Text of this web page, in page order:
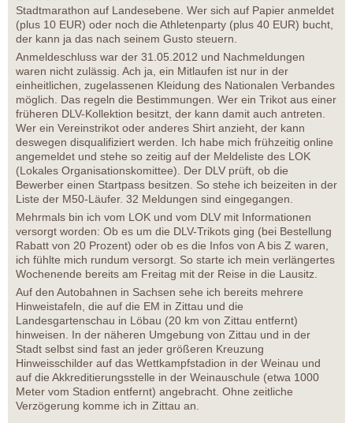
Stadtmarathon auf Landesebene. Wer sich auf Papier anmeldet
(plus 10 EUR) oder noch die Athletenparty (plus 40 EUR) bucht,
der kann ja das nach seinem Gusto steuern.
Anmeldeschluss war der 31.05.2012 und Nachmeldungen
waren nicht zulässig. Ach ja, ein Mitlaufen ist nur in der
einheitlichen, zugelassenen Kleidung des Nationalen Verbandes
möglich. Das regeln die Bestimmungen. Wer ein Trikot aus einer
früheren DLV-Kollektion besitzt, der kann damit auch antreten.
Wer ein Vereinstrikot oder anderes Shirt anzieht, der kann
deswegen disqualifiziert werden. Ich habe mich frühzeitig online
angemeldet und stehe so zeitig auf der Meldeliste des LOK
(Lokales Organisationskomittee). Der DLV prüft, ob die
Bewerber einen Startpass besitzen. So stehe ich beizeiten in der
Liste der M50-Läufer. 32 Meldungen sind eingegangen.
Mehrmals bin ich vom LOK und vom DLV mit Informationen
versorgt worden: Ob es um die DLV-Trikots ging (bei Bestellung
Rabatt von 20 Prozent) oder ob es die Infos von A bis Z waren,
ich fühlte mich rundum versorgt. So starte ich mein verlängertes
Wochenende bereits am Freitag mit der Reise in die Lausitz.
Auf den Autobahnen in Sachsen sehe ich bereits mehrere
Hinweistafeln, die auf die EM in Zittau und die
Landesgartenschau in Löbau (20 km von Zittau entfernt)
hinweisen. In der näheren Umgebung von Zittau und in der
Stadt selbst sind fast an jeder größeren Kreuzung
Hinweisschilder auf das Wettkampfstadion in der Weinau und
auf die Akkreditierungsstelle in der Weinauschule (etwa 1000
Meter vom Stadion entfernt) angebracht. Ohne zeitliche
Verzögerung komme ich in Zittau an.